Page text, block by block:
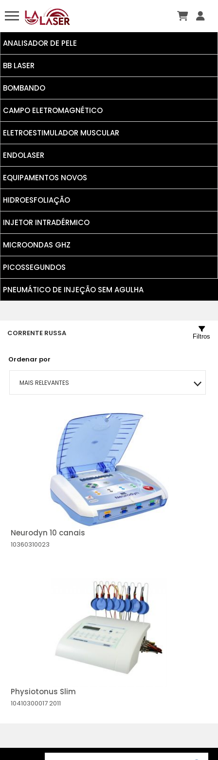
ANALISADOR DE PELE
BB LASER
BOMBANDO
CAMPO ELETROMAGNÉTICO
ELETROESTIMULADOR MUSCULAR
ENDOLASER
EQUIPAMENTOS NOVOS
HIDROESFOLIAÇÃO
INJETOR INTRADÉRMICO
MICROONDAS GHZ
PICOSSEGUNDOS
PNEUMÁTICO DE INJEÇÃO SEM AGULHA
CORRENTE RUSSA
Ordenar por
MAIS RELEVANTES
MAIOR PREÇO
Filtros
Neurodyn 10 canais
10360310023
Physiotonus Slim
104103000172011